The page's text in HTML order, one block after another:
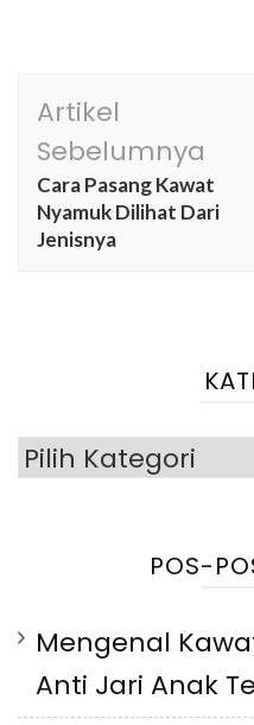
Navigasi
Artikel
Artikel
Sebelumnya
Cara Pasang Kawat
Nyamuk Dilihat Dari
Jenisnya
Kategori
POS-
Mengenal
Anti Jari Anak